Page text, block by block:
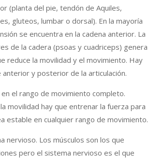
(planta del pie, tendón de Aquiles,
gluteos, lumbar o dorsal). En la mayoría
se encuentra en la cadena anterior. La
de la cadera (psoas y cuadriceps) genera
reduce la movilidad y el movimiento. Hay
y posterior de la articulación.
el rango de movimiento completo.
movilidad hay que entrenar la fuerza para
estable en cualquier rango de movimiento.
nervioso. Los músculos son los que
pero el sistema nervioso es el que